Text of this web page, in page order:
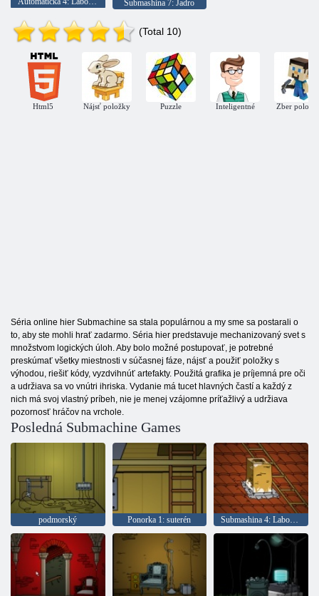
Submashina 7: Jadro
(Total 10)
Html5 Nájsť položky Puzzle Inteligentné Zber
Séria online hier Submachine sa stala populárnou a my sme sa postarali o
to, aby ste mohli hrať zadarmo. Séria hier predstavuje mechanizovaný svet s
množstvom logických úloh. Aby bolo možné postupovať, je potrebné
preskúmať všetky miestnosti v súčasnej fáze, nájsť a použiť položky s
výhodou, riešiť kódy, vyzdvihnúť artefakty. Použitá grafika je príjemná pre oči
a udržiava sa vo vnútri ihriska. Vydanie má tucet hlavných častí a každý z
nich má svoj vlastný príbeh, nie je menej vzájomne príťažlivý a udržiava
pozornosť hráčov na vrchole.
Posledná Submachine Games
podmorský Ponorka 1: suterén Submashina 4: Laboratory